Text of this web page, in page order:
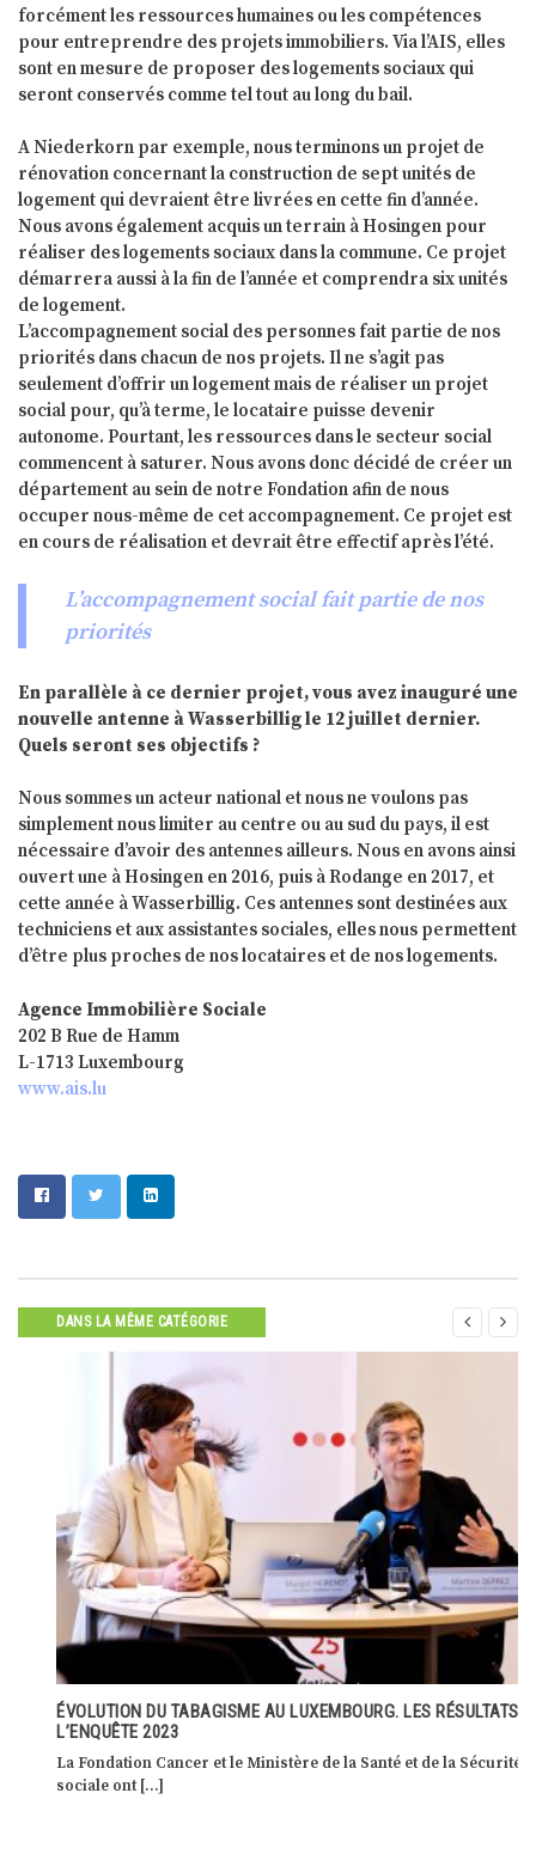
forcément les ressources humaines ou les compétences
pour entreprendre des projets immobiliers. Via l’AIS, elles
sont en mesure de proposer des logements sociaux qui
seront conservés comme tel tout au long du bail.
A Niederkorn par exemple, nous terminons un projet de
rénovation concernant la construction de sept unités de
logement qui devraient être livrées en cette fin d’année.
Nous avons également acquis un terrain à Hosingen pour
réaliser des logements sociaux dans la commune. Ce projet
démarrera aussi à la fin de l’année et comprendra six unités
de logement.
L’accompagnement social des personnes fait partie de nos
priorités dans chacun de nos projets. Il ne s’agit pas
seulement d’offrir un logement mais de réaliser un projet
social pour, qu’à terme, le locataire puisse devenir
autonome. Pourtant, les ressources dans le secteur social
commencent à saturer. Nous avons donc décidé de créer un
département au sein de notre Fondation afin de nous
occuper nous-même de cet accompagnement. Ce projet est
en cours de réalisation et devrait être effectif après l’été.
L’accompagnement social fait partie de nos
priorités
En parallèle à ce dernier projet, vous avez inauguré une
nouvelle antenne à Wasserbillig le 12 juillet dernier.
Quels seront ses objectifs ?
Nous sommes un acteur national et nous ne voulons pas
simplement nous limiter au centre ou au sud du pays, il est
nécessaire d’avoir des antennes ailleurs. Nous en avons ainsi
ouvert une à Hosingen en 2016, puis à Rodange en 2017, et
cette année à Wasserbillig. Ces antennes sont destinées aux
techniciens et aux assistantes sociales, elles nous permettent
d’être plus proches de nos locataires et de nos logements.
Agence Immobilière Sociale
202 B Rue de Hamm
L-1713 Luxembourg
www.ais.lu
DANS LA MÊME CATÉGORIE
ÉVOLUTION DU TABAGISME AU LUXEMBOURG. LES RÉSULTATS DE
L’ENQUÊTE 2023
La Fondation Cancer et le Ministère de la Santé et de la Sécurité
sociale ont […]
 